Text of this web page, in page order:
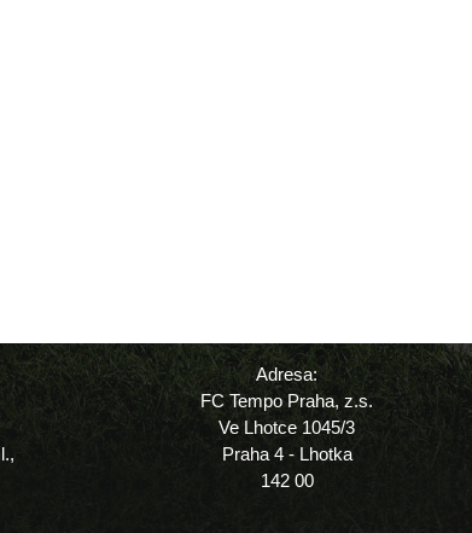
Adresa:
FC Tempo Praha, z.s.
Ve Lhotce 1045/3
Praha 4 - Lhotka
142 00